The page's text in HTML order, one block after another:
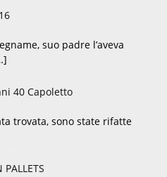
suo padre l’aveva
40 Capoletto
trovata, sono state rifatte